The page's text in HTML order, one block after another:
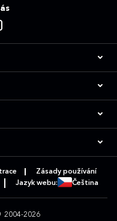
Zásady používání
Jazyk webu: Čeština
2004-2026